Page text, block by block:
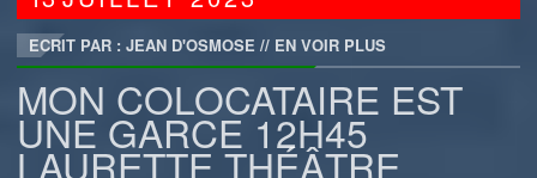
ECRIT PAR : JEAN D'OSMOSE // EN VOIR PLUS
MON COLOCATAIRE EST
UNE GARCE 12H45
LAURETTE THÉÂTRE